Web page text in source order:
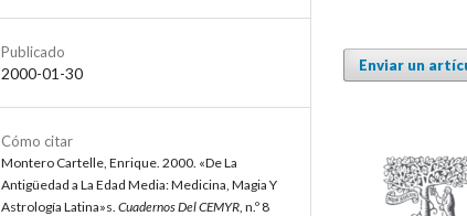
Publicado
2000-01-30
Cómo citar
Montero Cartelle, Enrique. 2000. «De La
Antigüedad a La Edad Media: Medicina, Magia Y
Astrología Latina»s. Cuadernos Del CEMYR , n.º 8
Enviar un